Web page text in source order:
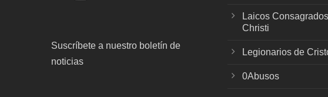
Suscríbete a nuestro boletín de
noticias
Laicos
Christi
Legionarios de
0Abusos